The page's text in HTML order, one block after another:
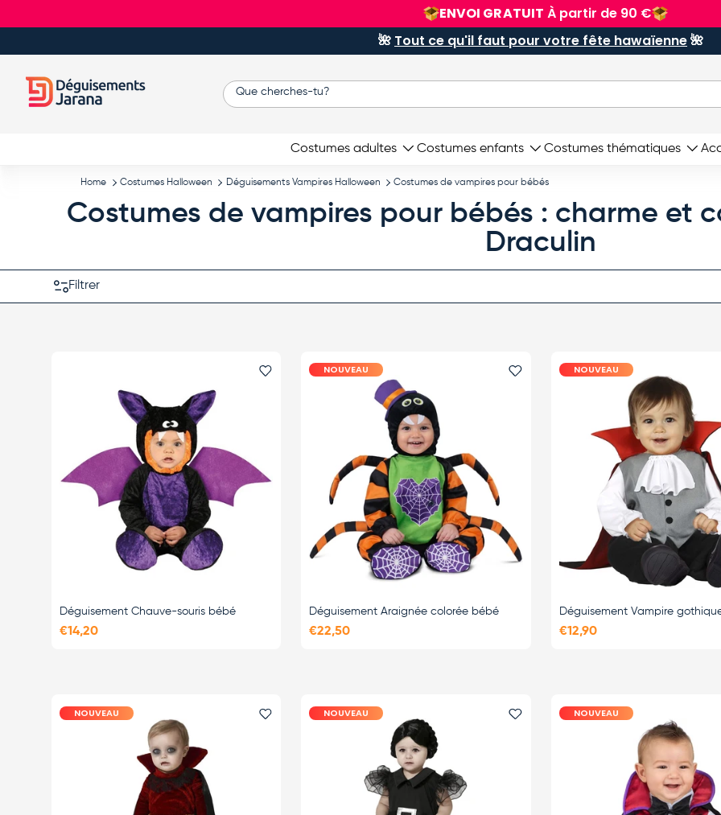
Aller au contenu
ENVOI GRATUIT À partir de 90 €
🌺 Tout ce qu'il faut pour votre fête hawaïenne🌺
Recherche
Costumes adultes Costumes enfants Costumes thématiques
Home Costumes Halloween Déguisements Vampires Halloween Costumes de vampires pour bébés
Costumes de vampires pour bébés : charme et
Draculin
Filtrer
Ajouter le favori
Déguisement Chauve-souris bébé
€14,20
NOUVEAU Ajouter le favori
Déguisement Araignée colorée bébé
€22,50
NOUVEAU
Déguisement Vampire
€12,90
NOUVEAU Ajouter le favori
NOUVEAU Ajouter le favori
NOUVEAU